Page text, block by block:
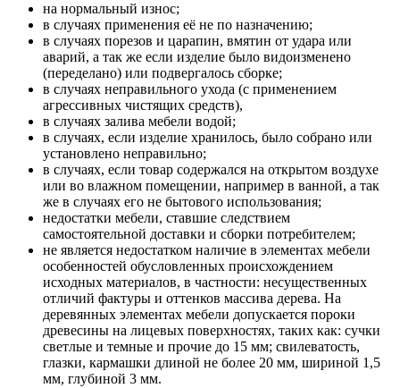
на нормальный износ;
в случаях применения её не по назначению;
в случаях порезов и царапин, вмятин от удара или
аварий, а так же если изделие было видоизменено
(переделано) или подвергалось сборке;
в случаях неправильного ухода (с применением
агрессивных чистящих средств),
в случаях залива мебели водой;
в случаях, если изделие хранилось, было собрано или
установлено неправильно;
в случаях, если товар содержался на открытом воздухе
или во влажном помещении, например в ванной, а так
же в случаях его не бытового использования;
недостатки мебели, ставшие следствием
самостоятельной доставки и сборки потребителем;
не является недостатком наличие в элементах мебели
особенностей обусловленных происхождением
исходных материалов, в частности: несущественных
отличий фактуры и оттенков массива дерева. На
деревянных элементах мебели допускается пороки
древесины на лицевых поверхностях, таких как: сучки
светлые и темные и прочие до 15 мм; свилеватость,
глазки, кармашки длиной не более 20 мм, шириной 1,5
мм, глубиной 3 мм.